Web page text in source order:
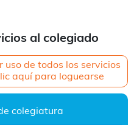
al colegiado
uso de todos los servicios
aquí para loguearse
colegiatura